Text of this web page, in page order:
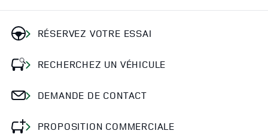
RÉSERVEZ VOTRE ESSAI
RECHERCHEZ UN VÉHICULE
DEMANDE DE CONTACT
PROPOSITION COMMERCIALE